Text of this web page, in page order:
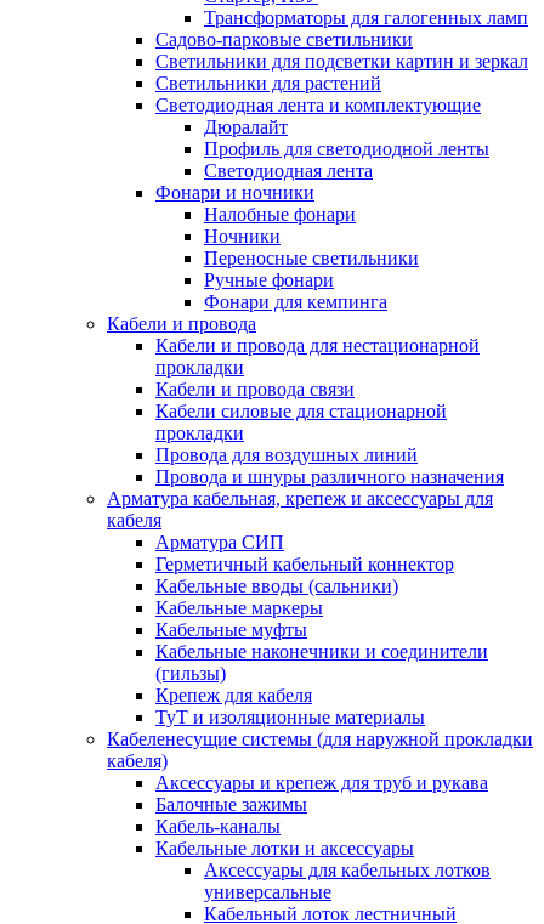
Трансформаторы для галогенных ламп
Садово-парковые светильники
Светильники для подсветки картин и зеркал
Светильники для растений
Светодиодная лента и комплектующие
Дюралайт
Профиль для светодиодной ленты
Светодиодная лента
Фонари и ночники
Налобные фонари
Ночники
Переносные светильники
Ручные фонари
Фонари для кемпинга
Кабели и провода
Кабели и провода для нестационарной
прокладки
Кабели и провода связи
Кабели силовые для стационарной
прокладки
Провода для воздушных линий
Провода и шнуры различного назначения
Арматура кабельная, крепеж и аксессуары для
кабеля
Арматура СИП
Герметичный кабельный коннектор
Кабельные вводы (сальники)
Кабельные маркеры
Кабельные муфты
Кабельные наконечники и соединители
(гильзы)
Крепеж для кабеля
ТуТ и изоляционные материалы
Кабеленесущие системы (для наружной прокладки
кабеля)
Аксессуары и крепеж для труб и рукава
Балочные зажимы
Кабель-каналы
Кабельные лотки и аксессуары
Аксессуары для кабельных лотков
универсальные
Кабельный лоток лестничный